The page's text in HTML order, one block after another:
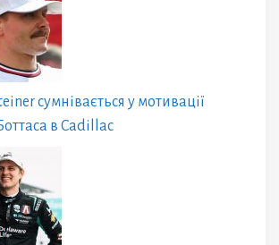
сумнівається у мотивації
в Cadillac